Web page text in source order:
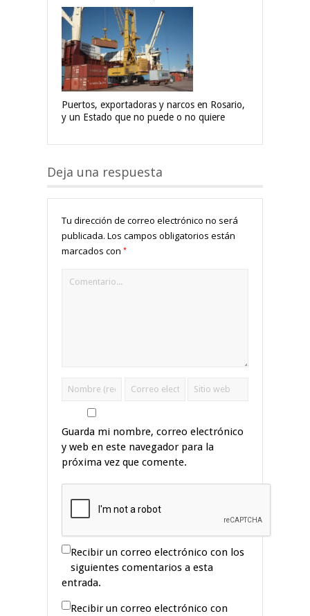
Puertos, exportadoras y narcos en Rosario,
y un Estado que no puede o no quiere
Deja una respuesta
Tu dirección de correo electrónico no será
publicada. Los campos obligatorios están
marcados con *
Guarda mi nombre, correo electrónico
y web en este navegador para la
próxima vez que comente.
Recibir un correo electrónico con los
siguientes comentarios a esta
entrada.
Recibir un correo electrónico con